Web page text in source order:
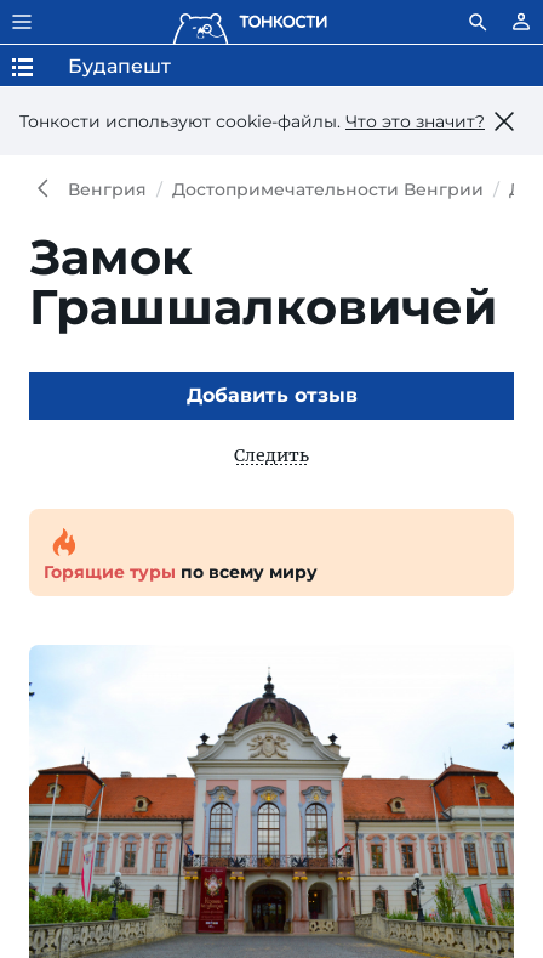
Тонкости используют сookie-файлы. Что это значит?
Будапешт
Венгрия Достопримечательности Венгрии
Замок
Грашшалковичей
Добавить отзыв
Следить
Горящие туры по всему миру